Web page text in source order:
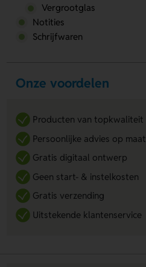
Vergrootglas
Notities
Schrijfwaren
Onze voordelen
Producten van topkwaliteit
Persoonlijke advies op maat
Gratis digitaal ontwerp
Geen start- & instelkosten
Gratis verzending
Uitstekende klantenservice